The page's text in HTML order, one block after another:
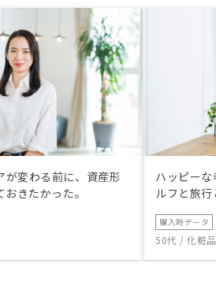
が変わる前に、資産形
きたかった。
ハッピー
ルフと旅
購入時データ
50代 / 化粧